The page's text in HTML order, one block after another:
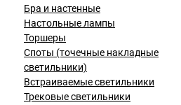
Бра и настенные
Настольные лампы
Торшеры
Споты (точечные накладные
светильники)
Встраиваемые светильники
Трековые светильники